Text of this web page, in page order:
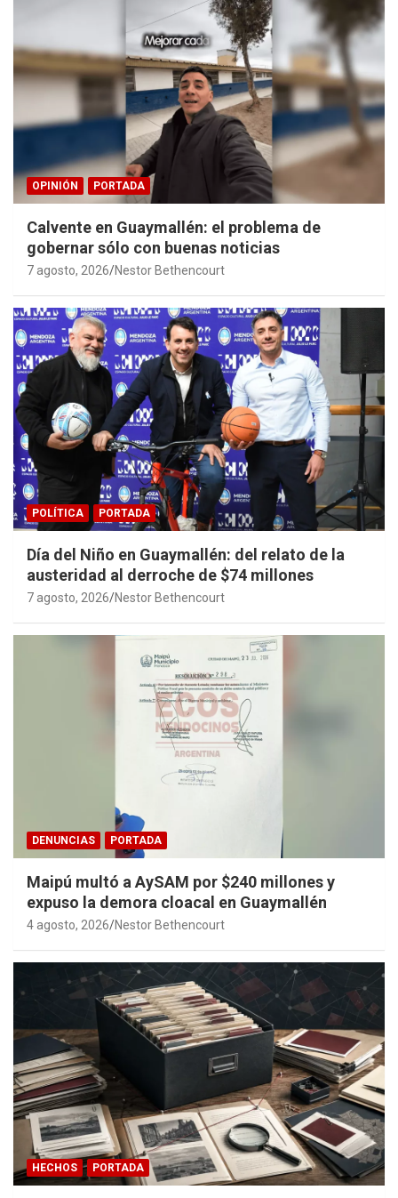
OPINIÓN PORTADA
Calvente en Guaymallén: el problema de
gobernar sólo con buenas noticias
7 agosto, 2026 Nestor Bethencourt
POLÍTICA PORTADA
Día del Niño en Guaymallén: del relato de la
austeridad al derroche de $74 millones
7 agosto, 2026 Nestor Bethencourt
DENUNCIAS PORTADA
Maipú multó a AySAM por $240 millones y
expuso la demora cloacal en Guaymallén
4 agosto, 2026 Nestor Bethencourt
HECHOS PORTADA